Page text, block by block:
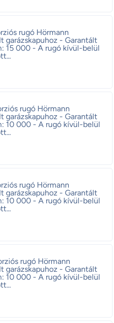
rugó Hörmann
garázskapuhoz - Garantált
15 000 - A rugó kívül-belül
rugó Hörmann
garázskapuhoz - Garantált
10 000 - A rugó kívül-belül
rugó Hörmann
garázskapuhoz - Garantált
10 000 - A rugó kívül-belül
rugó Hörmann
garázskapuhoz - Garantált
10 000 - A rugó kívül-belül